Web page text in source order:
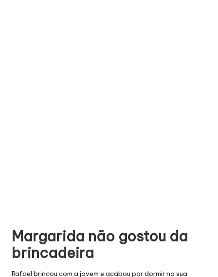
Margarida não gostou da
brincadeira
Rafael brincou com a jovem e acabou por dormir na sua